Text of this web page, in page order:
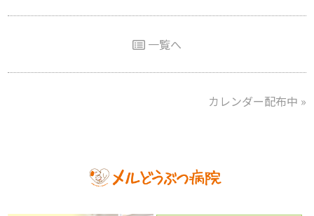
一覧へ
カレンダー配布中 »